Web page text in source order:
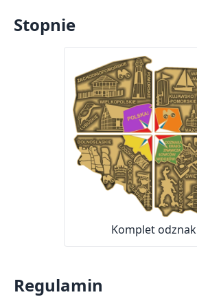
Stopnie
Komplet odznak
Regulamin